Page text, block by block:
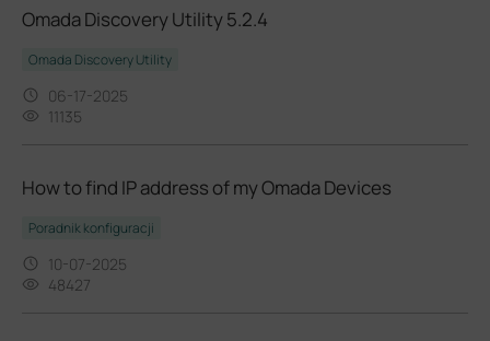
Omada Discovery Utility 5.2.4
Omada Discovery Utility
06-17-2025
11135
How to find IP address of my Omada Devices
Poradnik konfiguracji
10-07-2025
48427